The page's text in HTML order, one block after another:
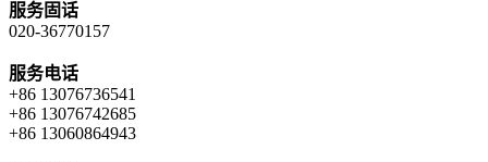
服务固话
020-36770157
服务电话
+86 13076736541
+86 13076742685
+86 13060864943